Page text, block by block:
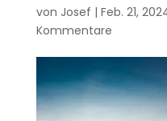
von Josef | Feb. 21,
Kommentare